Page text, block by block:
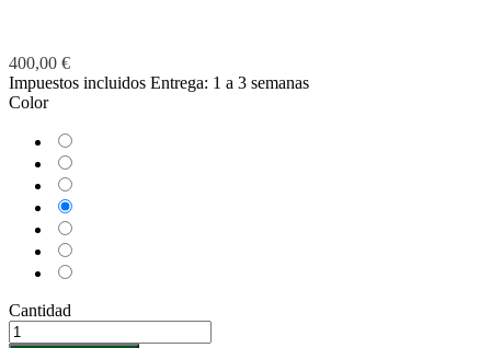
400,00 €
Impuestos incluidos Entrega: 1 a 3 semanas
Color
Cantidad